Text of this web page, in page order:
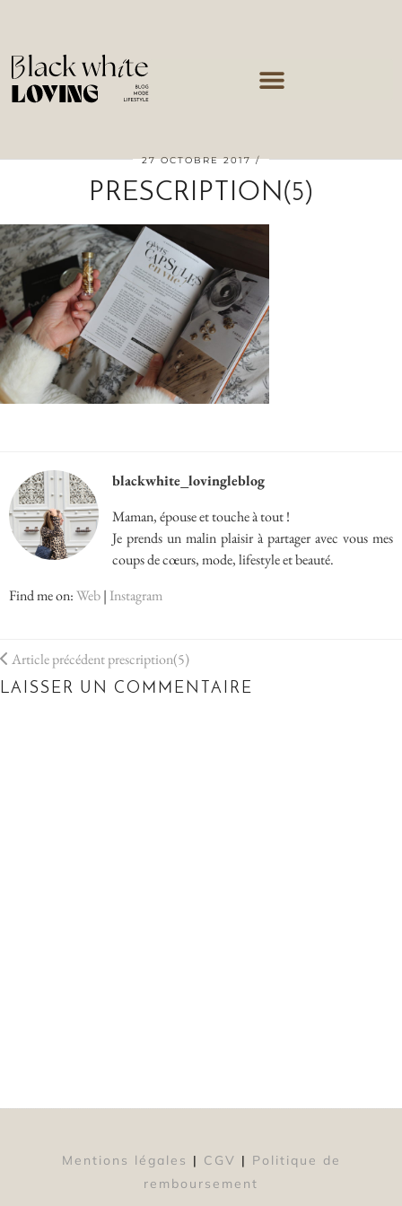
27 OCTOBRE 2017
PRESCRIPTION(5)
blackwhite_lovingleblog
Maman, épouse et touche à tout !
Je prends un malin plaisir à partager avec vous mes
coups de cœurs, mode, lifestyle et beauté.
Find me on:Web| Instagram
Article précédentprescription(5)
LAISSER UN COMMENTAIRE
Mentions légales | CGV | Politique de
remboursement